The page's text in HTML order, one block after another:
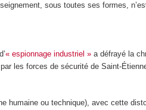
sous toutes ses formes,
« espionnage industriel » a défrayé la
les forces de sécurité de Saint-
humaine ou technique), avec cette